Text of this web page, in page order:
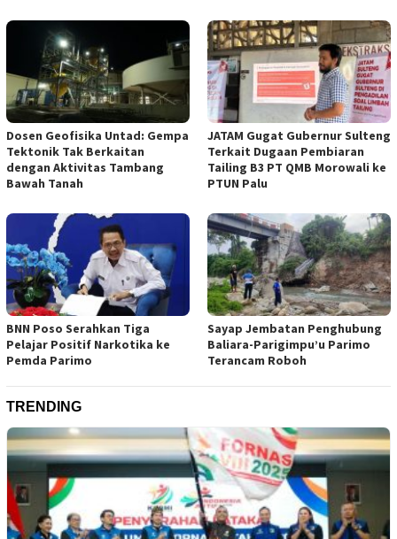
Dosen Geofisika Untad: Gempa
Tektonik Tak Berkaitan
dengan Aktivitas Tambang
Bawah Tanah
JATAM Gugat Gubernur Sulteng
Terkait Dugaan Pembiaran
Tailing B3 PT QMB Morowali ke
PTUN Palu
BNN Poso Serahkan Tiga
Pelajar Positif Narkotika ke
Pemda Parimo
Sayap Jembatan Penghubung
Baliara-Parigimpu’u Parimo
Terancam Roboh
TRENDING